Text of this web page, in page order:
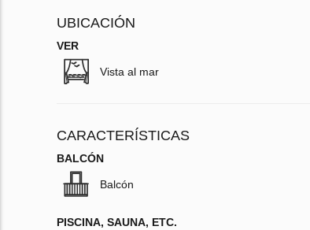
UBICACIÓN
VER
Vista al mar
CARACTERÍSTICAS
BALCÓN
Balcón
PISCINA, SAUNA, ETC.